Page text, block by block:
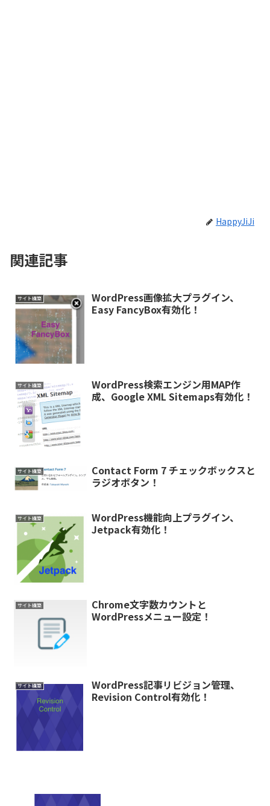
HappyJiJi
関連記事
サイト構築
WordPress画像拡大プラグイン、
Easy FancyBox有効化！
サイト構築
WordPress検索エンジン用MAP作
成、Google XML Sitemaps有効化！
サイト構築
Contact Form 7 チェックボックスと
ラジオボタン！
サイト構築
WordPress機能向上プラグイン、
Jetpack有効化！
サイト構築
Chrome文字数カウントと
WordPressメニュー設定！
サイト構築
WordPress記事リビジョン管理、
Revision Control有効化！